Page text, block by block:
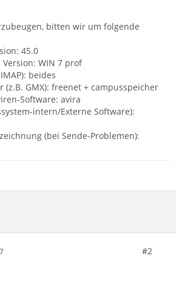
bitten wir um folgende
45.0
WIN 7 prof
beides
(z.B. GMX): freenet + campusspeicher
Software: avira
intern/Externe Software):
(bei Sende-Problemen):
#2